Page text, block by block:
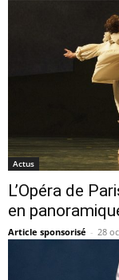
Actus
L’Opéra de
en
Article sponsorisé - 28